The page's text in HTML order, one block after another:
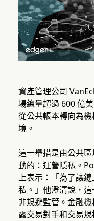
資產管理公司
場總量超過 600 億
從公共帳本轉向為
境。
這一舉措是由公共
動的：運營隱私。
上表示：「為了讓
私。」他澄清說，
非規避監管。金融
露交易對手和交易